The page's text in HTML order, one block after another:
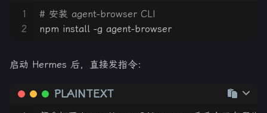
1
2
# 安装 agent-browser CLI
npm install -g agent-browser
启动 Hermes 后，直接发指令：
PLAINTEXT